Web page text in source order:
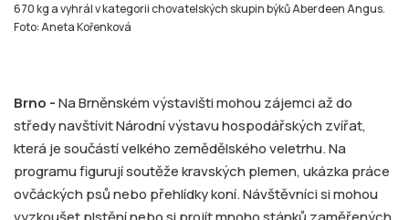
670 kg a vyhrál v kategorii chovatelských skupin býků Aberdeen Angus.
Foto: Aneta Kořenková
Brno -Na Brněnském výstavišti mohou zájemci až do
středy navštívit Národní výstavu hospodářských zvířat,
která je součástí velkého zemědělského veletrhu. Na
programu figurují soutěže kravských plemen, ukázka práce
ovčáckých psů nebo přehlídky koní. Návštěvníci si mohou